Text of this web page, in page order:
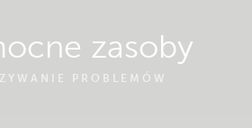
zasoby
PROBLEMÓW